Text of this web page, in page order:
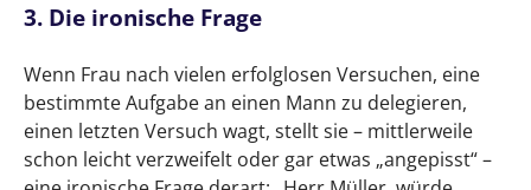
3. Die ironische Frage
Wenn Frau nach vielen erfolglosen Versuchen, eine
bestimmte Aufgabe an einen Mann zu delegieren,
einen letzten Versuch wagt, stellt sie – mittlerweile
schon leicht verzweifelt oder gar etwas „angepisst“ –